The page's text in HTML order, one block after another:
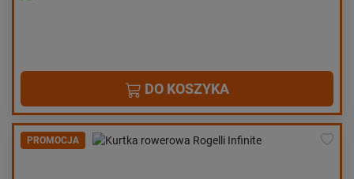
DO KOSZYKA
PROMOCJA